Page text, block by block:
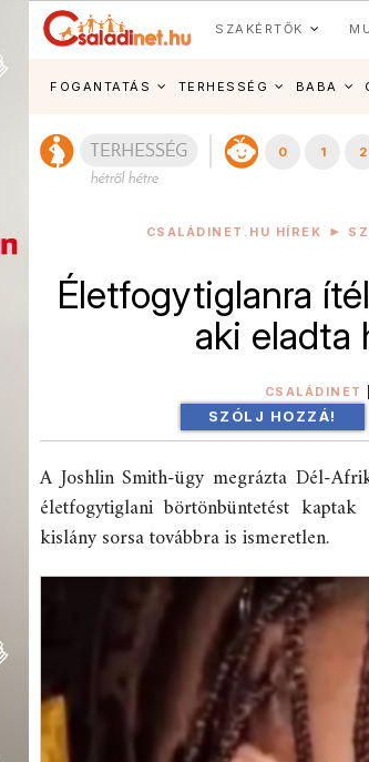
SZAKÉRTŐK
FOGANTATÁS TERHESSÉG BABA
0 1 2
CSALÁDINET.HU HÍREK
Életfogytiglanra
aki eladta
CSALÁDINET
SZÓLJ HOZZÁ!
A Joshlin Smith-ügy megrázta Dél-
életfogytiglani börtönbüntetést
kislány sorsa továbbra is ismeretlen.